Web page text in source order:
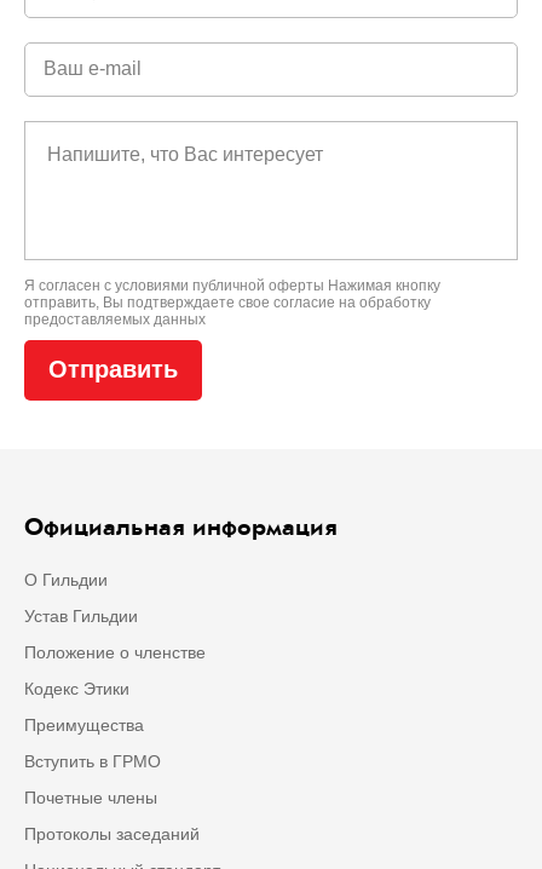
Я согласен с условиями публичной оферты Нажимая кнопку
отправить, Вы подтверждаете свое согласие на обработку
предоставляемых данных
Официальная информация
О Гильдии
Устав Гильдии
Положение о членстве
Кодекс Этики
Преимущества
Вступить в ГРМО
Почетные члены
Протоколы заседаний